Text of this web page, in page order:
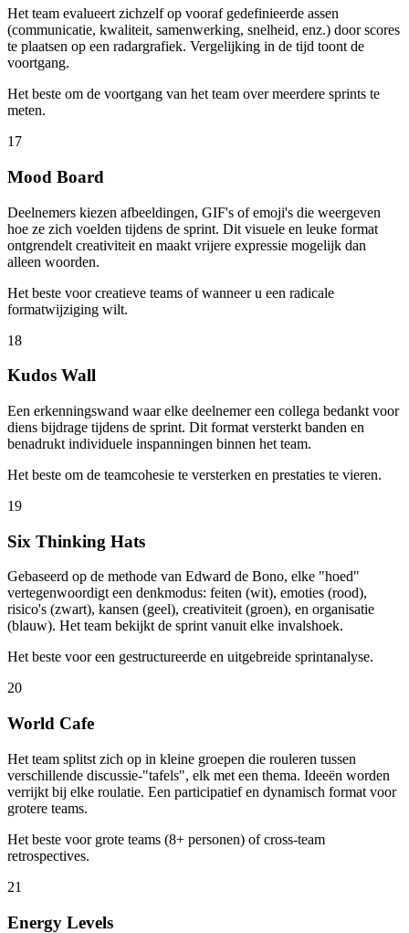
Het team evalueert zichzelf op vooraf gedefinieerde assen
(communicatie, kwaliteit, samenwerking, snelheid, enz.) door scores
te plaatsen op een radargrafiek. Vergelijking in de tijd toont de
voortgang.
Het beste om de voortgang van het team over meerdere sprints te
meten.
17
Mood Board
Deelnemers kiezen afbeeldingen, GIF's of emoji's die weergeven
hoe ze zich voelden tijdens de sprint. Dit visuele en leuke format
ontgrendelt creativiteit en maakt vrijere expressie mogelijk dan
alleen woorden.
Het beste voor creatieve teams of wanneer u een radicale
formatwijziging wilt.
18
Kudos Wall
Een erkenningswand waar elke deelnemer een collega bedankt voor
diens bijdrage tijdens de sprint. Dit format versterkt banden en
benadrukt individuele inspanningen binnen het team.
Het beste om de teamcohesie te versterken en prestaties te vieren.
19
Six Thinking Hats
Gebaseerd op de methode van Edward de Bono, elke "hoed"
vertegenwoordigt een denkmodus: feiten (wit), emoties (rood),
risico's (zwart), kansen (geel), creativiteit (groen), en organisatie
(blauw). Het team bekijkt de sprint vanuit elke invalshoek.
Het beste voor een gestructureerde en uitgebreide sprintanalyse.
20
World Cafe
Het team splitst zich op in kleine groepen die rouleren tussen
verschillende discussie-"tafels", elk met een thema. Ideeën worden
verrijkt bij elke roulatie. Een participatief en dynamisch format voor
grotere teams.
Het beste voor grote teams (8+ personen) of cross-team
retrospectives.
21
Energy Levels